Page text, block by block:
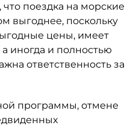
поездка на морские
выгоднее, поскольку
цены, имеет
иногда и полностью
ответственность за
программы, отмене